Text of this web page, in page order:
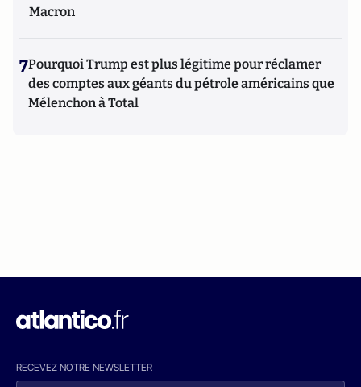
Macron
7Pourquoi Trump est plus légitime pour réclamer
des comptes aux géants du pétrole américains que
Mélenchon à Total
RECEVEZ NOTRE NEWSLETTER